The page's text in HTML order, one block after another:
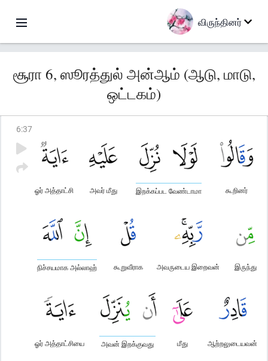
விருந்தினர்
சூரா 6, ஸூரத்துல் அன்ஆம் (ஆடு, மாடு,
ஒட்டகம்)
6:37
கூறினர்
இறக்கப்பட வேண்டாமா
அவர் மீது
ஓர் அத்தாட்சி
இருந்து
அவருடைய இறைவன்
கூறுவீராக
நிச்சயமாக அல்லாஹ்
ஆற்றலுடையவன்
மீது
அவன் இறக்குவது
ஓர் அத்தாட்சியை